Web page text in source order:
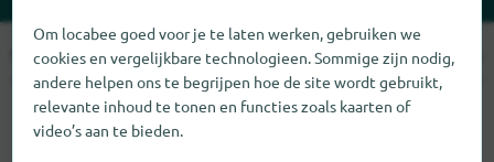
Sorry, we kunnen TShirt-People op dit moment niet vinden. Als
u weet waar TShirt-People te vinden is, zouden we het erg op
prijs stellen als u ons dat laat weten.
Om locabee goed voor je te laten werken, gebruiken we
cookies en vergelijkbare technologieen. Sommige zijn nodig,
andere helpen ons te begrijpen hoe de site wordt gebruikt,
relevante inhoud te tonen en functies zoals kaarten of
video’s aan te bieden.